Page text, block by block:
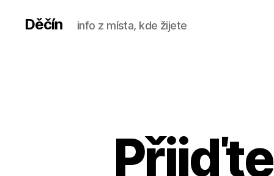
Děčín info z místa, kde žijete